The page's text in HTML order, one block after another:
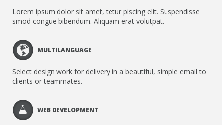
Lorem ipsum dolor sit amet, tetur piscing elit. Suspendisse
smod congue bibendum. Aliquam erat volutpat.
MULTILANGUAGE
Select design work for delivery in a beautiful, simple email to
clients or teammates.
WEB DEVELOPMENT